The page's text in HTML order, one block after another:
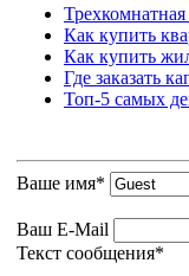
Как купить
Как купить
Где заказать
Топ-5 самых
Ваше имя*
Ваш E-Mail
Текст сообщения*